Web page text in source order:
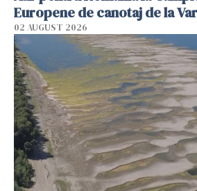
Europene de canotaj de la
02 AUGUST 2026